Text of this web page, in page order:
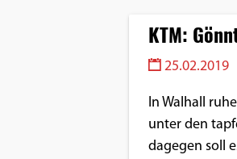
KTM:
25.02.2019
In Walhall
unter den
dagegen soll